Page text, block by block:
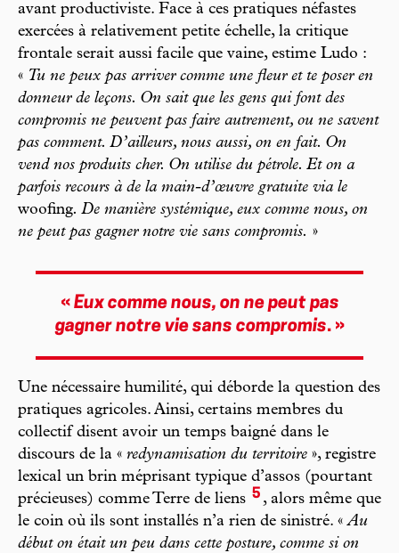
avant productiviste. Face à ces pratiques néfastes
exercées à relativement petite échelle, la critique
frontale serait aussi facile que vaine, estime Ludo :
« Tu ne peux pas arriver comme une fleur et te poser en
donneur de leçons. On sait que les gens qui font des
compromis ne peuvent pas faire autrement, ou ne savent
pas comment. D’ailleurs, nous aussi, on en fait. On
vend nos produits cher. On utilise du pétrole. Et on a
parfois recours à de la main-d’œuvre gratuite via le
woofing. De manière systémique, eux comme nous, on
ne peut pas gagner notre vie sans compromis. »
« Eux comme nous, on ne peut pas
gagner notre vie sans compromis. »
Une nécessaire humilité, qui déborde la question des
pratiques agricoles. Ainsi, certains membres du
collectif disent avoir un temps baigné dans le
discours de la « redynamisation du territoire », registre
lexical un brin méprisant typique d’assos (pourtant
précieuses) comme Terre de liens 5 , alors même que
le coin où ils sont ­installés n’a rien de sinistré. «Au
début on était un peu dans cette posture, comme si on